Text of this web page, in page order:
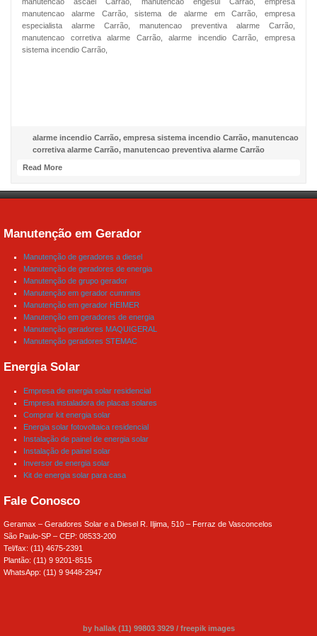
manutencao alarme Carrão, sistema de alarme em Carrão, empresa
especialista alarme Carrão, manutencao preventiva alarme Carrão,
manutencao corretiva alarme Carrão, alarme incendio Carrão, empresa
sistema incendio Carrão,
alarme incendio Carrão, empresa sistema incendio Carrão, manutencao
corretiva alarme Carrão, manutencao preventiva alarme Carrão
Read More
Manutenção em Gerador
Manutenção de geradores a diesel
Manutenção de geradores de energia
Manutenção de grupo gerador
Manutenção em gerador cummins
Manutenção em gerador HEIMER
Manutenção em geradores de energia
Manutenção geradores MAQUIGERAL
Manutenção geradores STEMAC
Energia Solar
Empresa de energia solar residencial
Empresa instaladora de placas solares
Comprar kit energia solar
Energia solar fotovoltaica residencial
Instalação de painel de energia solar
Instalação de painel solar
Inversor de energia solar
Kit de energia solar para casa
Fale Conosco
Geramax – Geradores Solar e a Diesel R. Iljima, 510 – Ferraz de Vasconcelos
São Paulo-SP – CEP: 08533-200
Tel/fax: (11) 4675-2391
Plantão: (11) 9 9201-8515
WhatsApp: (11) 9 9448-2947
by hallak (11) 99803 3929 / freepik images